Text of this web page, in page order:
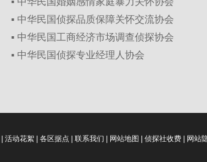
▪ 中华民国侦探品质保障关怀交流协会
▪ 中华民国工商经济市场调查侦探协会
▪ 中华民国侦探专业经理人协会
活动花絮 各区据点 联系我们 网站地图 侦探社收费 网站